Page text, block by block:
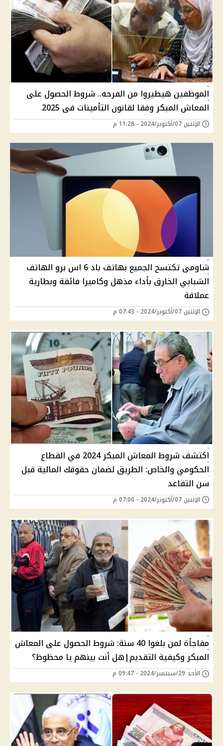
الموظفين هيطيروا من الفرحه.. شروط الحصول على
المعاش المبكر وفقا لقانون التأمينات فى 2025
الإثنين 07/أكتوبر/2024 - 11:28 م
شاومى تكتسح الجميع بهاتف باد 6 اس برو الهاتف
الشبابي الخارق بأداء مذهل وكاميرا فائقة وبطارية
عملاقة
الإثنين 07/أكتوبر/2024 - 07:43 م
اكتشف شروط المعاش المبكر 2024 في القطاع
الحكومي والخاص: الطريق لضمان حقوقك المالية قبل
سن التقاعد
الإثنين 07/أكتوبر/2024 - 07:00 م
مفاجأة لمن بلغوا 40 سنة: شروط الحصول على المعاش
المبكر وكيفية التقديم|هل أنت بينهم يا محظوظ؟
الأحد 29/سبتمبر/2024 - 09:47 م